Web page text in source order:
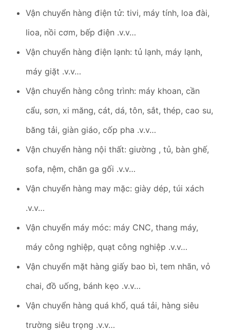
Vận chuyển hàng điện tử: tivi, máy tính, loa đài,
lioa, nồi cơm, bếp điện .v.v…
Vận chuyển hàng điện lạnh: tủ lạnh, máy lạnh,
máy giặt .v.v…
Vận chuyển hàng công trình: máy khoan, cần
cẩu, sơn, xi măng, cát, dá, tôn, sắt, thép, cao su,
băng tải, giàn giáo, cốp pha .v.v…
Vận chuyển hàng nội thất: giường , tủ, bàn ghế,
sofa, nệm, chăn ga gối .v.v…
Vận chuyển hàng may mặc: giày dép, túi xách
.v.v…
Vận chuyển máy móc: máy CNC, thang máy,
máy công nghiệp, quạt công nghiệp .v.v…
Vận chuyển mặt hàng giấy bao bì, tem nhãn, vỏ
chai, đồ uống, bánh kẹo .v.v…
Vận chuyển hàng quá khổ, quá tải, hàng siêu
trường siêu trọng .v.v…